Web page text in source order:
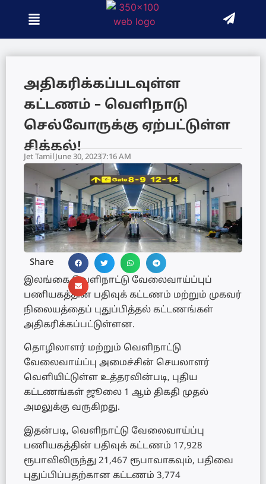
அதிகரிக்கப்படவுள்ள
கட்டணம் – வெளிநாடு
செல்வோருக்கு ஏற்பட்டுள்ள
சிக்கல்!
Jet Tamil June 30, 20237:16 AM
Share
இலங்கை வெளிநாட்டு வேலைவாய்ப்புப்
பணியகத்தின் பதிவுக் கட்டணம் மற்றும் முகவர்
நிலையத்தைப் புதுப்பித்தல் கட்டணங்கள்
அதிகரிக்கப்பட்டுள்ளன.
தொழிலாளர் மற்றும் வெளிநாட்டு
வேலைவாய்ப்பு அமைச்சின் செயலாளர்
வெளியிட்டுள்ள உத்தரவின்படி, புதிய
கட்டணங்கள் ஜூலை 1 ஆம் திகதி முதல்
அமலுக்கு வருகிறது.
இதன்படி, வெளிநாட்டு வேலைவாய்ப்பு
பணியகத்தின் பதிவுக் கட்டணம் 17,928
ரூபாவிலிருந்து 21,467 ரூபாவாகவும், பதிவை
புதுப்பிப்பதற்கான கட்டணம் 3,774